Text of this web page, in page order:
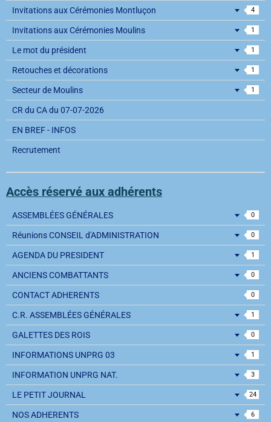
Invitations aux Cérémonies Montluçon 4
Invitations aux Cérémonies Moulins 1
Le mot du président 1
Retouches et décorations 1
Secteur de Moulins 1
CR du CA du 07-07-2026
EN BREF - INFOS
Recrutement
Accès réservé aux adhérents
ASSEMBLÉES GÉNÉRALES 0
Réunions CONSEIL d'ADMINISTRATION 0
AGENDA DU PRESIDENT 1
ANCIENS COMBATTANTS 0
CONTACT ADHERENTS 0
C.R. ASSEMBLÉES GÉNÉRALES 1
GALETTES DES ROIS 0
INFORMATIONS UNPRG 03 1
INFORMATION UNPRG NAT. 3
LE PETIT JOURNAL 24
NOS ADHERENTS 6